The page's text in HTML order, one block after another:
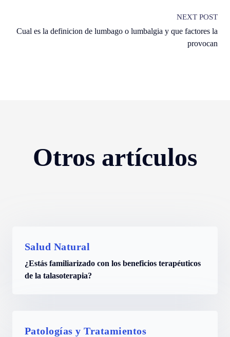
NEXT POST
Cual es la definicion de lumbago o lumbalgia y que factores la
provocan
Otros artículos
Salud Natural
¿Estás familiarizado con los beneficios terapéuticos
de la talasoterapia?
Patologías y Tratamientos